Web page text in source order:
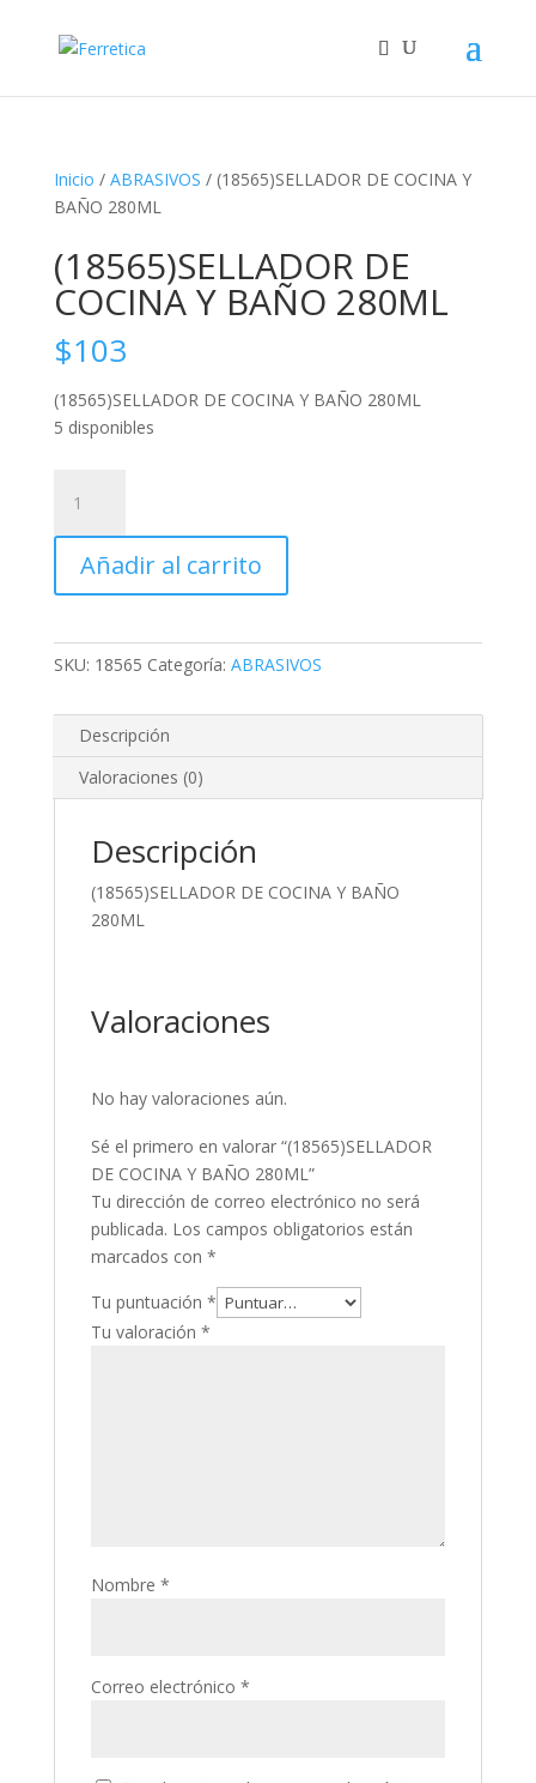
Inicio / ABRASIVOS / (18565)SELLADOR DE COCINA Y
BAÑO 280ML
(18565)SELLADOR DE
COCINA Y BAÑO 280ML
$103
(18565)SELLADOR DE COCINA Y BAÑO 280ML
5 disponibles
COCINA
BAÑO
cantidad
Añadir al carrito
SKU: 18565 Categoría: ABRASIVOS
Descripción
Valoraciones (0)
Descripción
(18565)SELLADOR DE COCINA Y BAÑO
280ML
Valoraciones
No hay valoraciones aún.
Sé el primero en valorar “(18565)SELLADOR
DE COCINA Y BAÑO 280ML”
Tu dirección de correo electrónico no será
publicada. Los campos obligatorios están
marcados con *
Tu puntuación *
Tu valoración *
Nombre *
Correo electrónico *